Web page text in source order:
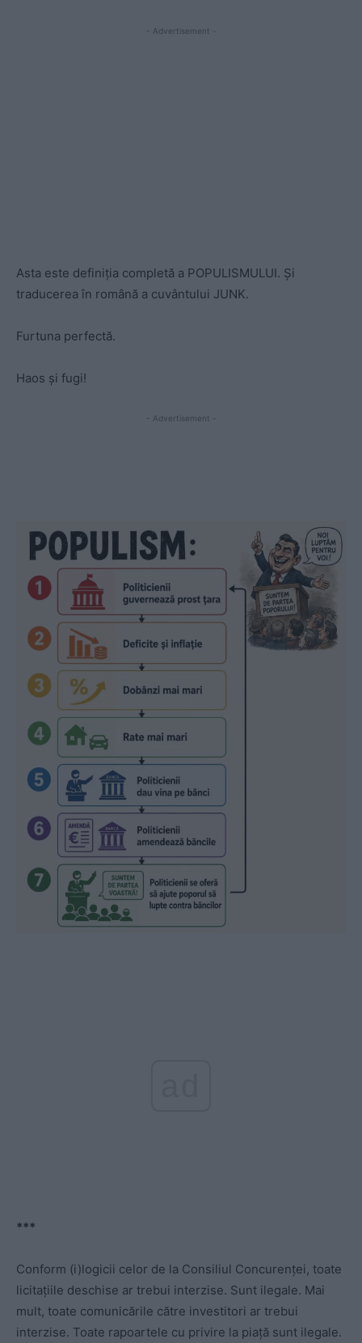
- Advertisement -
Asta este definiția completă a POPULISMULUI. Și
traducerea în română a cuvântului JUNK.
Furtuna perfectă.
Haos și fugi!
- Advertisement -
***
Conform (i)logicii celor de la Consiliul Concurenței, toate
licitațiile deschise ar trebui interzise. Sunt ilegale. Mai
mult, toate comunicările către investitori ar trebui
interzise. Toate rapoartele cu privire la piață sunt ilegale.